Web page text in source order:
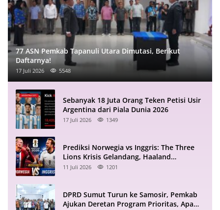
77 ASN Pemkab Tapanuli Utara Dimutasi, Berikut
Daftarnya!
17 Juli 2026 5548
Sebanyak 18 Juta Orang Teken Petisi Usir
Argentina dari Piala Dunia 2026
17 Juli 2026 1349
Prediksi Norwegia vs Inggris: The Three
Lions Krisis Gelandang, Haaland
Mengintai
11 Juli 2026 1201
DPRD Sumut Turun ke Samosir, Pemkab
Ajukan Deretan Program Prioritas, Apa